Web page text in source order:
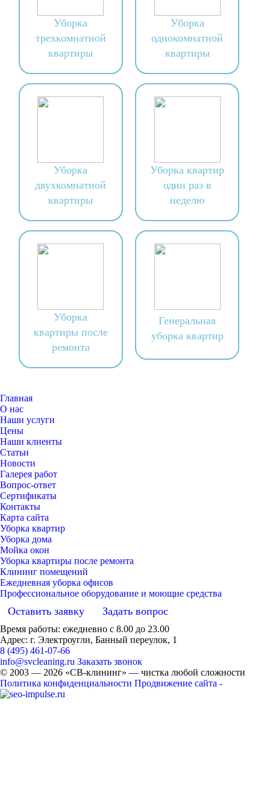
Уборка
трехкомнатной
квартиры
Уборка
однокомнатной
квартиры
Уборка
двухкомнатной
квартиры
Уборка квартир
один раз в
неделю
Уборка
квартиры после
ремонта
Генеральная
уборка квартир
Главная
О нас
Наши услуги
Цены
Наши клиенты
Статьи
Новости
Галерея работ
Вопрос-ответ
Сертификаты
Контакты
Карта сайта
Уборка квартир
Уборка дома
Мойка окон
Уборка квартиры после ремонта
Клининг помещений
Ежедневная уборка офисов
Профессиональное оборудование и моющие средства
Оставить заявку Задать вопрос
Время работы: ежедневно с 8.00 до 23.00
Адрес: г. Электроугли, Банный переулок, 1
8 (495) 461-07-66
info@svcleaning.ru Заказать звонок
© 2003 — 2026 «СВ-клининг» — чистка любой сложности
Политика конфиденциальности Продвижение сайта -